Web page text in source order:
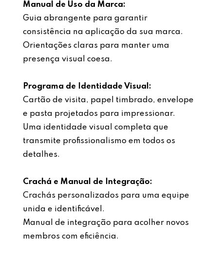
Manual de Uso da Marca:
Guia abrangente para garantir
consistência na aplicação da sua marca.
Orientações claras para manter uma
presença visual coesa.
Programa de Identidade Visual:
Cartão de visita, papel timbrado, envelope
e pasta projetados para impressionar.
Uma identidade visual completa que
transmite profissionalismo em todos os
detalhes.
Crachá e Manual de Integração:
Crachás personalizados para uma equipe
unida e identificável.
Manual de integração para acolher novos
membros com eficiência.